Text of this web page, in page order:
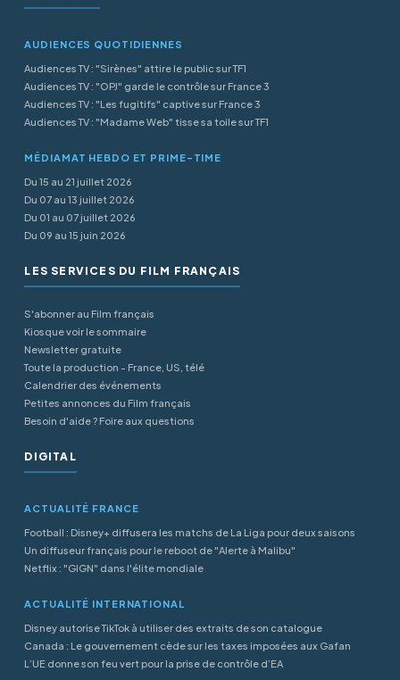
AUDIENCES QUOTIDIENNES
Audiences TV : "Sirènes" attire le public sur TF1
Audiences TV : "OPJ" garde le contrôle sur France 3
Audiences TV : "Les fugitifs" captive sur France 3
Audiences TV : "Madame Web" tisse sa toile sur TF1
MÉDIAMAT HEBDO ET PRIME-TIME
Du 15 au 21 juillet 2026
Du 07 au 13 juillet 2026
Du 01 au 07 juillet 2026
Du 09 au 15 juin 2026
LES SERVICES DU FILM FRANÇAIS
S'abonner au Film français
Kiosque voir le sommaire
Newsletter gratuite
Toute la production - France, US, télé
Calendrier des événements
Petites annonces du Film français
Besoin d'aide ? Foire aux questions
DIGITAL
ACTUALITÉ FRANCE
Football : Disney+ diffusera les matchs de La Liga pour deux saisons
Un diffuseur français pour le reboot de "Alerte à Malibu"
Netflix : "GIGN" dans l'élite mondiale
ACTUALITÉ INTERNATIONAL
Disney autorise TikTok à utiliser des extraits de son catalogue
Canada : Le gouvernement cède sur les taxes imposées aux Gafan
L’UE donne son feu vert pour la prise de contrôle d’EA